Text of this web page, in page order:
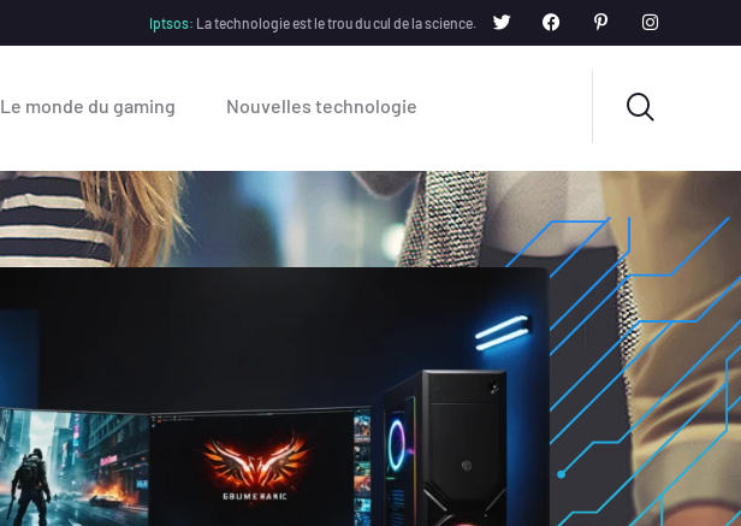
Iptsos: La technologie est le trou du cul de la science.
Le monde du gaming Nouvelles technologie